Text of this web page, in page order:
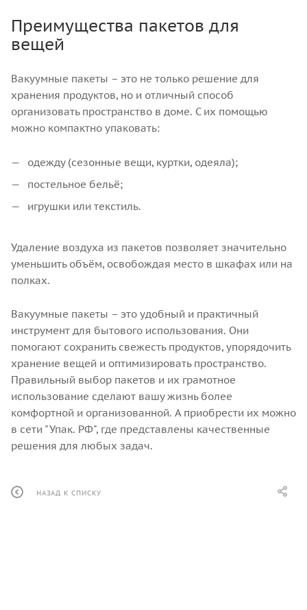
Преимущества пакетов для
вещей
Вакуумные пакеты – это не только решение для
хранения продуктов, но и отличный способ
организовать пространство в доме. С их помощью
можно компактно упаковать:
одежду (сезонные вещи, куртки, одеяла);
постельное бельё;
игрушки или текстиль.
Удаление воздуха из пакетов позволяет значительно
уменьшить объём, освобождая место в шкафах или на
полках.
Вакуумные пакеты – это удобный и практичный
инструмент для бытового использования. Они
помогают сохранить свежесть продуктов, упорядочить
хранение вещей и оптимизировать пространство.
Правильный выбор пакетов и их грамотное
использование сделают вашу жизнь более
комфортной и организованной. А приобрести их можно
в сети "Упак. РФ", где представлены качественные
решения для любых задач.
НАЗАД К СПИСКУ